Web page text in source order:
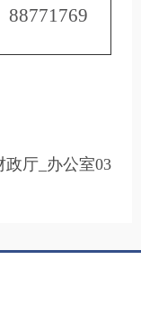
88771769
政厅_办公室03